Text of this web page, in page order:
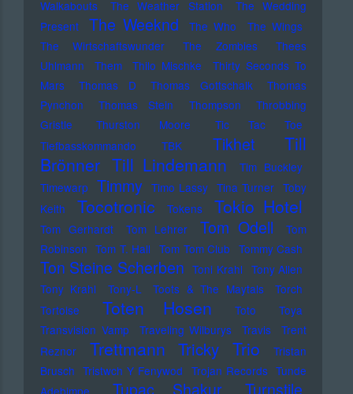
Walkabouts
The Weather Station
The Wedding
Present
The Weeknd The Who
The Wings
The Wirtschaftswunder
The Zombies
Thees
Uhlmann
Them Thilo Mischke
Thirty Seconds To
Mars
Thomas D Thomas Gottschalk
Thomas
Pynchon
Thomas Stein Thompson
Throbbing
Gristle
Thurston Moore
Tic Tac Toe
Tiefbasskommando TBK
Tikhet
Till
Brönner Till Lindemann
Tim Buckley
Timewarp Timmy Timo Lassy Tina Turner Toby
Keith
Tocotronic Tokens Tokio Hotel
Tom Gerhardt Tom Lehrer Tom Odell
Tom
Robinson Tom T. Hall Tom Tom Club Tommy Cash
Ton Steine Scherben Toni Krahl Tony Allen
Tony Krahl
Tony-L Toots & The Maytals
Torch
Tortoise
Toten Hosen Toto
Toya
Transvision Vamp
Traveling Wilburys Travis
Trent
Reznor
Trettmann Tricky Trio
Tristan
Brusch Tristwch Y Fenywod Trojan Records Tunde